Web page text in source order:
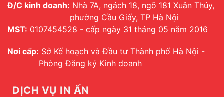
Đ/C kinh doanh: Nhà 7A, ngách 18, ngõ 181 Xuân Thủy,
phường Cầu Giấy, TP Hà Nội
MST: 0107454528 - cấp ngày 31 tháng 05 năm 2016
Nơi cấp: Sở Kế hoạch và Đầu tư Thành phố Hà Nội -
Phòng Đăng ký Kinh doanh
DỊCH VỤ IN ẤN